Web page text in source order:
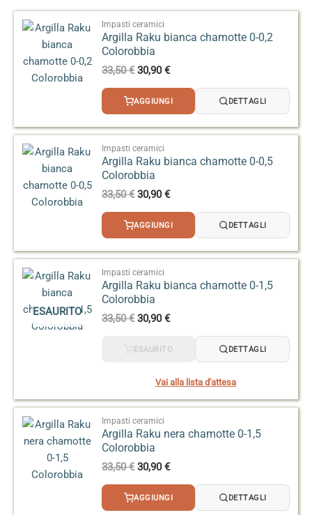
Impasti ceramici
Argilla Raku bianca chamotte 0-0,2
Colorobbia
33,50€ Il
originale
30,90€Il
attuale
AGGIUNGI DETTAGLI
Impasti ceramici
Argilla Raku bianca chamotte 0-0,5
Colorobbia
33,50€ Il
originale
30,90€Il
attuale
AGGIUNGI DETTAGLI
ESAURITO
Impasti ceramici
Argilla Raku bianca chamotte 0-1,5
Colorobbia
33,50€ Il
originale
30,90€Il
attuale
ESAURITO DETTAGLI
Vai alla lista d'attesa
Impasti ceramici
Argilla Raku nera chamotte 0-1,5
Colorobbia
33,50€ Il
originale
30,90€Il
attuale
AGGIUNGI DETTAGLI